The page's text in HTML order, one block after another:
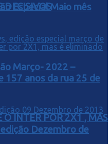
DECISIVOS
O INTER POR 2X1 , MAS
Especial Maio mês
Março- 2022 –
157 anos da rua 25 de
Dezembro de